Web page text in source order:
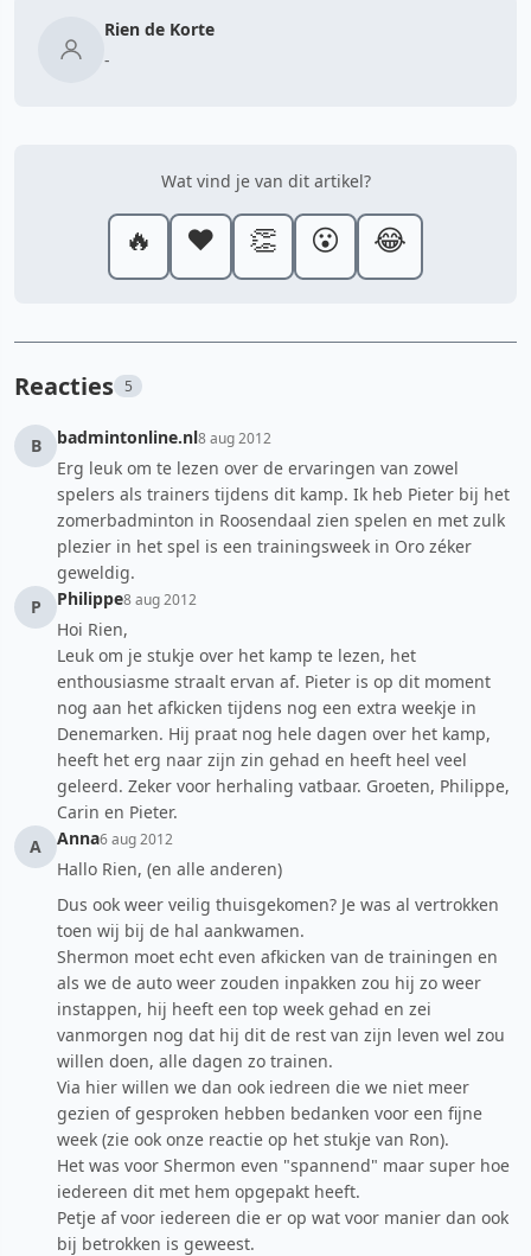
Rien de Korte
-
Wat vind je van dit artikel?
🔥 ❤️ 👏 😮 😂
Reacties 5
B badmintonline.nl8 aug 2012
Erg leuk om te lezen over de ervaringen van zowel
spelers als trainers tijdens dit kamp. Ik heb Pieter bij het
zomerbadminton in Roosendaal zien spelen en met zulk
plezier in het spel is een trainingsweek in Oro zéker
geweldig.
P
Philippe8 aug 2012
Hoi Rien,
Leuk om je stukje over het kamp te lezen, het
enthousiasme straalt ervan af. Pieter is op dit moment
nog aan het afkicken tijdens nog een extra weekje in
Denemarken. Hij praat nog hele dagen over het kamp,
heeft het erg naar zijn zin gehad en heeft heel veel
geleerd. Zeker voor herhaling vatbaar. Groeten, Philippe,
Carin en Pieter.
A
Anna6 aug 2012
Hallo Rien, (en alle anderen)
Dus ook weer veilig thuisgekomen? Je was al vertrokken
toen wij bij de hal aankwamen.
Shermon moet echt even afkicken van de trainingen en
als we de auto weer zouden inpakken zou hij zo weer
instappen, hij heeft een top week gehad en zei
vanmorgen nog dat hij dit de rest van zijn leven wel zou
willen doen, alle dagen zo trainen.
Via hier willen we dan ook iedreen die we niet meer
gezien of gesproken hebben bedanken voor een fijne
week (zie ook onze reactie op het stukje van Ron).
Het was voor Shermon even "spannend" maar super hoe
iedereen dit met hem opgepakt heeft.
Petje af voor iedereen die er op wat voor manier dan ook
bij betrokken is geweest.